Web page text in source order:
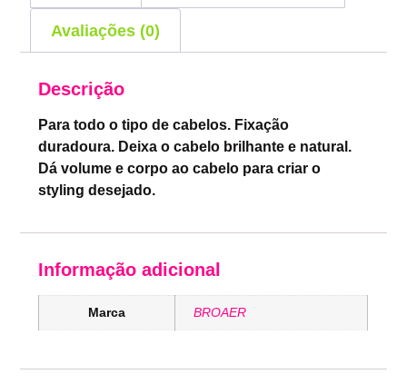
Avaliações (0)
Descrição
Para todo o tipo de cabelos. Fixação
duradoura. Deixa o cabelo brilhante e natural.
Dá volume e corpo ao cabelo para criar o
styling desejado.
Informação adicional
Marca BROAER